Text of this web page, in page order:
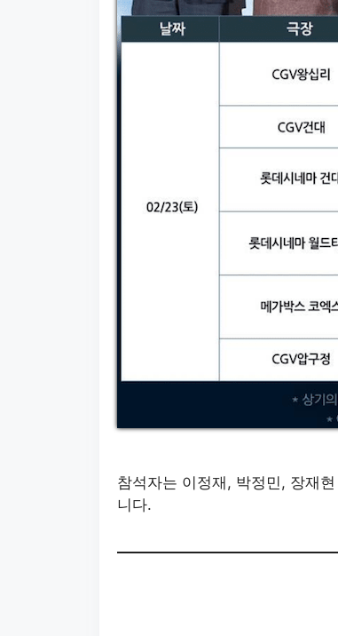
참석자는 이정재, 박정민, 장재
니다.